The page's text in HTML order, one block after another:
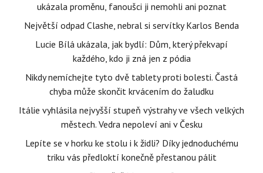
ukázala proměnu, fanoušci ji nemohli ani poznat
Největší odpad Clashe, nebral si servítky Karlos Benda
Lucie Bílá ukázala, jak bydlí: Dům, který překvapí
každého, kdo ji zná jen z pódia
Nikdy nemíchejte tyto dvě tablety proti bolesti. Častá
chyba může skončit krvácením do žaludku
Itálie vyhlásila nejvyšší stupeň výstrahy ve všech velkých
městech. Vedra nepoleví ani v Česku
Lepíte se v horku ke stolu i k židli? Díky jednoduchému
triku vás předloktí konečně přestanou pálit